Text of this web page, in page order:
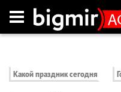
Какой праздник сегодня